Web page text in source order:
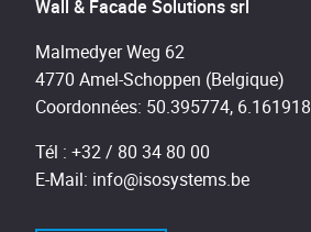
Wall & Facade Solutions srl
Malmedyer Weg 62
4770 Amel-Schoppen (Belgique)
Coordonnées: 50.395774, 6.161918
Tél : +32 / 80 34 80 00
E-Mail: info@isosystems.be